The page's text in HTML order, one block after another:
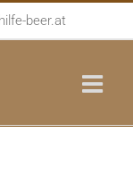
beer.at